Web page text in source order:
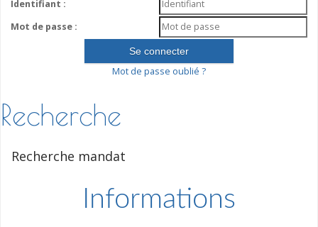
Identifiant :
Mot de passe :
Mot de passe oublié ?
Recherche
Recherche mandat
Informations